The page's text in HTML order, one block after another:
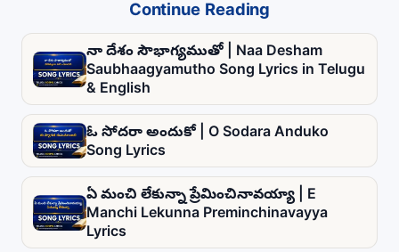
Continue Reading
నా దేశం సౌభాగ్యముతో | Naa Desham
Saubhaagyamutho Song Lyrics in Telugu
& English
ఓ సోదరా అందుకో | O Sodara Anduko
Song Lyrics
ఏ మంచి లేకున్నా ప్రేమించినావయ్యా | E
Manchi Lekunna Preminchinavayya
Lyrics